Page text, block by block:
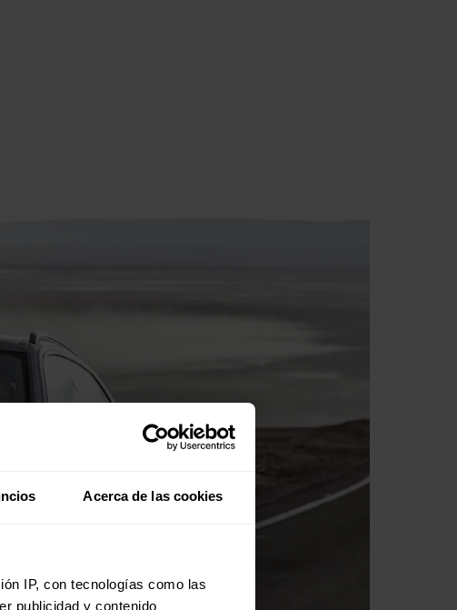
Acerca de las cookies
IP, con tecnologías como las
publicidad y contenido